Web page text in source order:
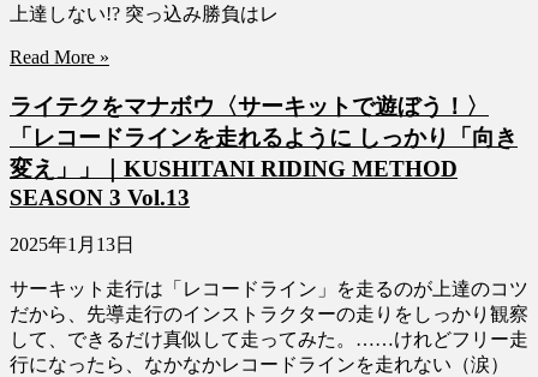
上達しない!? 突っ込み勝負はレ
Read More »
ライテクをマナボウ〈サーキットで遊ぼう！〉
「レコードラインを走れるように しっかり「向き
変え」」｜KUSHITANI RIDING METHOD
SEASON 3 Vol.13
2025年1月13日
サーキット走行は「レコードライン」を走るのが上達のコツ
だから、先導走行のインストラクターの走りをしっかり観察
して、できるだけ真似して走ってみた。……けれどフリー走
行になったら、なかなかレコードラインを走れない（涙）